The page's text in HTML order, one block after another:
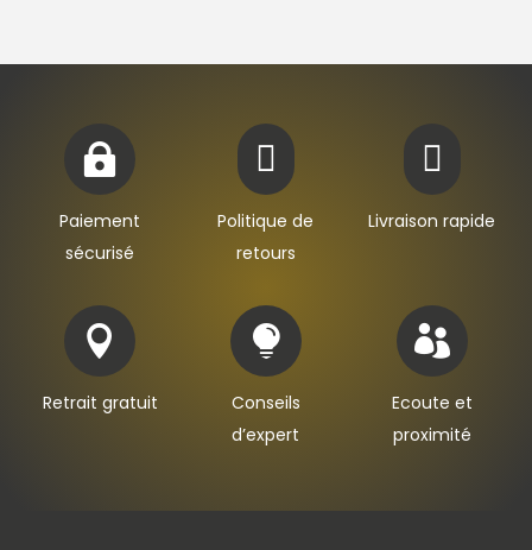

Paiement
sécurisé

Politique de
retours

Livraison rapide

Retrait gratuit

Conseils
d’expert

Ecoute et
proximité